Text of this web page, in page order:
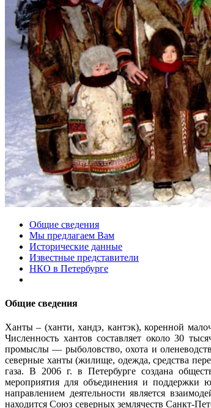
Общие сведения
Мы предлагаем Вам
Исторические данные
Известные представители
НКО в Петербурге
Общие сведения
Ханты – (ханти, хандэ, кантэк), коренной
Численность хантов составляет около 30
промыслы — рыболовство, охота и
северные ханты (жилище, одежда, средства
газа. В 2006 г. в Петербурге создана
мероприятия для объединения и поддержки
направлением деятельности является
находится Союз северных землячеств Санкт-